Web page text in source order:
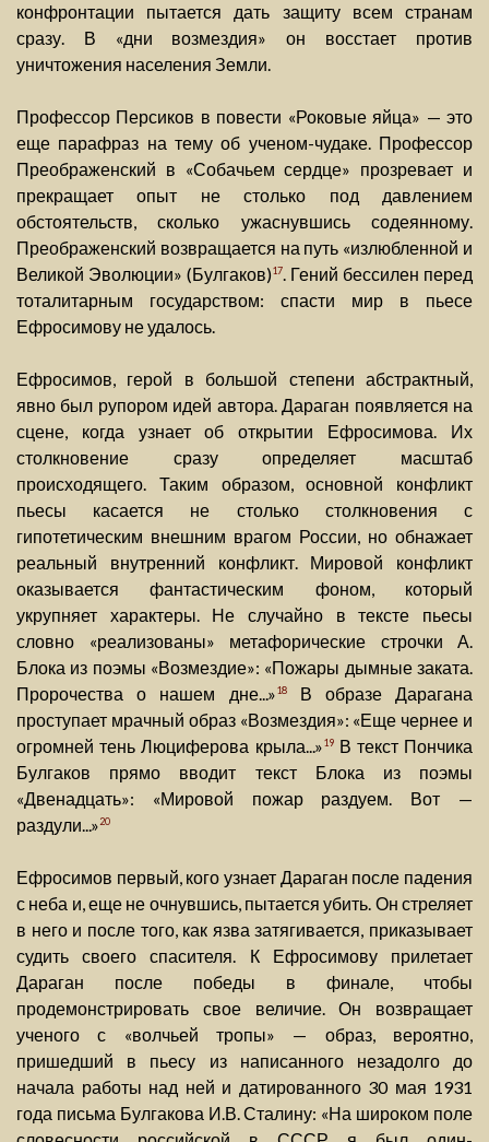
конфронтации пытается дать защиту всем странам
сразу. В «дни возмездия» он восстает против
уничтожения населения Земли.
Профессор Персиков в повести «Роковые яйца» — это
еще парафраз на тему об ученом-чудаке. Профессор
Преображенский в «Собачьем сердце» прозревает и
прекращает опыт не столько под давлением
обстоятельств, сколько ужаснувшись содеянному.
Преображенский возвращается на путь «излюбленной и
Великой Эволюции» (Булгаков)17. Гений бессилен перед
тоталитарным государством: спасти мир в пьесе
Ефросимову не удалось.
Ефросимов, герой в большой степени абстрактный,
явно был рупором идей автора. Дараган появляется на
сцене, когда узнает об открытии Ефросимова. Их
столкновение сразу определяет масштаб
происходящего. Таким образом, основной конфликт
пьесы касается не столько столкновения с
гипотетическим внешним врагом России, но обнажает
реальный внутренний конфликт. Мировой конфликт
оказывается фантастическим фоном, который
укрупняет характеры. Не случайно в тексте пьесы
словно «реализованы» метафорические строчки А.
Блока из поэмы «Возмездие»: «Пожары дымные заката.
Пророчества о нашем дне...»18В образе Дарагана
проступает мрачный образ «Возмездия»: «Еще чернее и
огромней тень Люциферова крыла...»19В текст Пончика
Булгаков прямо вводит текст Блока из поэмы
«Двенадцать»: «Мировой пожар раздуем. Вот —
раздули...»20
Ефросимов первый, кого узнает Дараган после падения
с неба и, еще не очнувшись, пытается убить. Он стреляет
в него и после того, как язва затягивается, приказывает
судить своего спасителя. К Ефросимову прилетает
Дараган после победы в финале, чтобы
продемонстрировать свое величие. Он возвращает
ученого с «волчьей тропы» — образ, вероятно,
пришедший в пьесу из написанного незадолго до
начала работы над ней и датированного 30 мая 1931
года письма Булгакова И.В. Сталину: «На широком поле